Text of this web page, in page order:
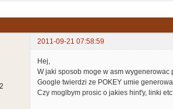
2011-09-21 07:58:59
Hej,
W jaki sposob moge w asm
Google twierdzi ze POKEY umie
Czy moglbym prosic o jakies hint'y, linki